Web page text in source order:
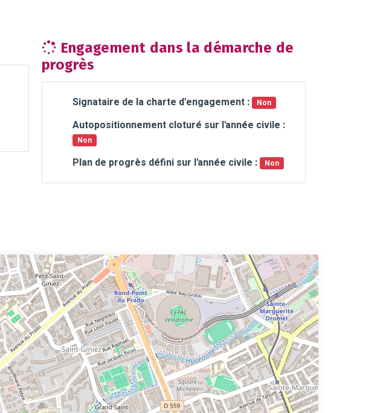
Engagement dans la démarche de
progrès
Signataire de la charte d'engagement : Non
Autopositionnement cloturé sur l'année civile :
Non
Plan de progrès défini sur l'année civile : Non